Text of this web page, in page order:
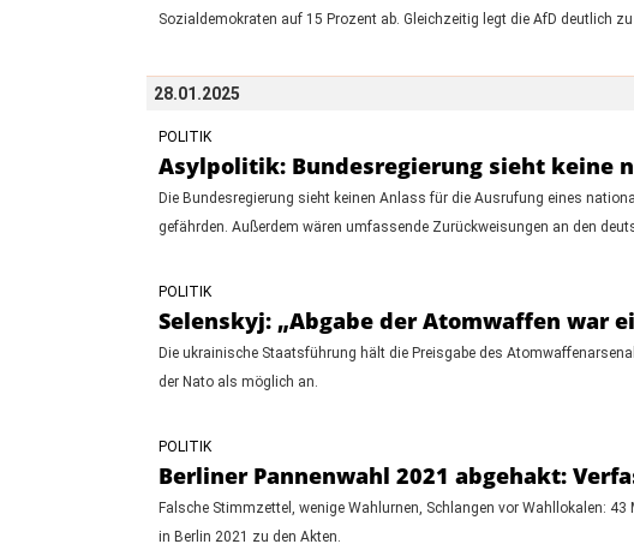
Sozialdemokraten auf 15 Prozent ab. Gleichzeitig legt die AfD deutlich
28.01.2025
POLITIK
Asylpolitik: Bundesregierung sieht keine
Die Bundesregierung sieht keinen Anlass für die Ausrufung eines
gefährden. Außerdem wären umfassende Zurückweisungen an den
POLITIK
Selenskyj: „Abgabe der Atomwaffen war
Die ukrainische Staatsführung hält die Preisgabe des
der Nato als möglich an.
POLITIK
Berliner Pannenwahl 2021 abgehakt:
Falsche Stimmzettel, wenige Wahlurnen, Schlangen vor Wahllokalen:
in Berlin 2021 zu den Akten.